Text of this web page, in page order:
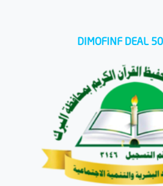
DIMOFINF DEAL